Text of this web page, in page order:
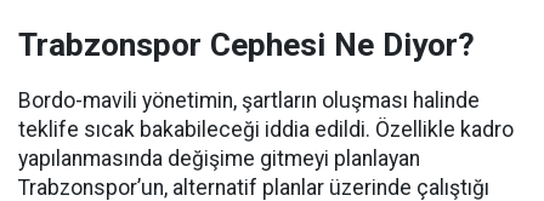
Trabzonspor Cephesi Ne Diyor?
Bordo-mavili yönetimin, şartların oluşması halinde
teklife sıcak bakabileceği iddia edildi. Özellikle kadro
yapılanmasında değişime gitmeyi planlayan
Trabzonspor’un, alternatif planlar üzerinde çalıştığı